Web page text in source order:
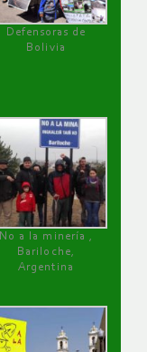
Defensoras de
Bolivia
No a la minería ,
Bariloche,
Argentina